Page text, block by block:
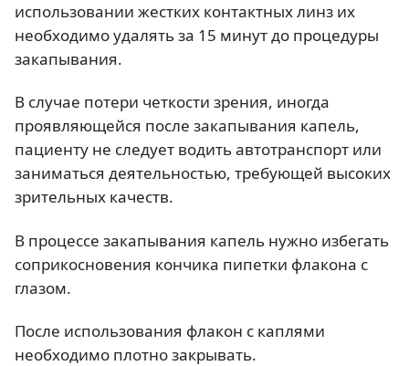
использовании жестких контактных линз их
необходимо удалять за 15 минут до процедуры
закапывания.
В случае потери четкости зрения, иногда
проявляющейся после закапывания капель,
пациенту не следует водить автотранспорт или
заниматься деятельностью, требующей высоких
зрительных качеств.
В процессе закапывания капель нужно избегать
соприкосновения кончика пипетки флакона с
глазом.
После использования флакон с каплями
необходимо плотно закрывать.